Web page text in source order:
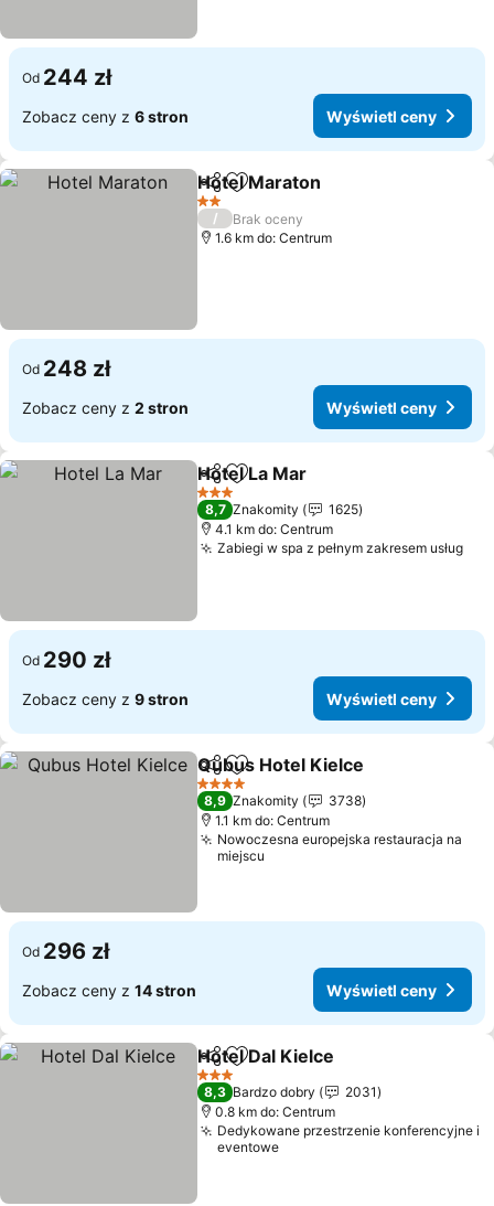
Od 244 zł
Zobacz ceny z 6 stron Wyświetl ceny
Udostępnij
Dodaj do ulubionych
Hotel Maraton
2 Kategoria
/
Brak oceny
1.6 km do: Centrum
Od 248 zł
Zobacz ceny z 2 stron Wyświetl ceny
Udostępnij
Dodaj do ulubionych
Hotel La Mar
3 Kategoria
8,7 Znakomity
1625
4.1 km do: Centrum
Zabiegi w spa z pełnym zakresem usług
Od 290 zł
Zobacz ceny z 9 stron Wyświetl ceny
Udostępnij
Dodaj do ulubionych
Qubus Hotel Kielce
4 Kategoria
8,9 Znakomity
3738
1.1 km do: Centrum
Nowoczesna europejska restauracja na
miejscu
Od 296 zł
Zobacz ceny z 14 stron Wyświetl ceny
UdostępnijDodaj do ulubionych
Hotel Dal Kielce
3 Kategoria
8,3 Bardzo dobry
2031
0.8 km do: Centrum
Dedykowane przestrzenie konferencyjne i
eventowe